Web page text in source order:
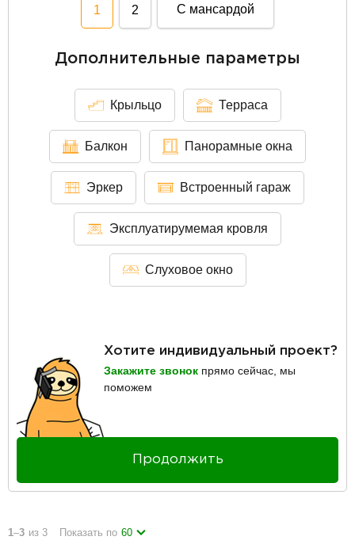
1 2 С мансардой
Дополнительные параметры
Крыльцо Терраса
Балкон Панорамные окна
Эркер Встроенный гараж
Эксплуатирумемая кровля
Слуховое окно
Хотите индивидуальный проект?
Закажите звонок прямо сейчас, мы
поможем
Продолжить
1–3 из 3 Показать по 60